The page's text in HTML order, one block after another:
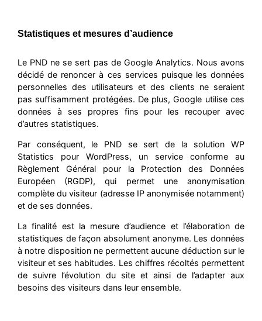
Statistiques et mesures d’audience
Le PND ne se sert pas de Google Analytics. Nous avons
décidé de renoncer à ces services puisque les données
personnelles des utilisateurs et des clients ne seraient
pas suffisamment protégées. De plus, Google utilise ces
données à ses propres fins pour les recouper avec
d’autres statistiques.
Par conséquent, le PND se sert de la solution WP
Statistics pour WordPress, un service conforme au
Règlement Général pour la Protection des Données
Européen (RGDP), qui permet une anonymisation
complète du visiteur (adresse IP anonymisée notamment)
et de ses données.
La finalité est la mesure d’audience et l’élaboration de
statistiques de façon absolument anonyme. Les données
à notre disposition ne permettent aucune déduction sur le
visiteur et ses habitudes. Les chiffres récoltés permettent
de suivre l’évolution du site et ainsi de l’adapter aux
besoins des visiteurs dans leur ensemble.